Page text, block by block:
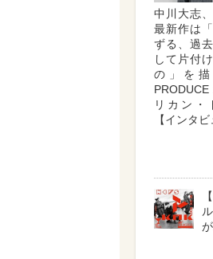
中川大志
最新作は
ずる、過
して片付
の」を描
リカン・
【インタビ